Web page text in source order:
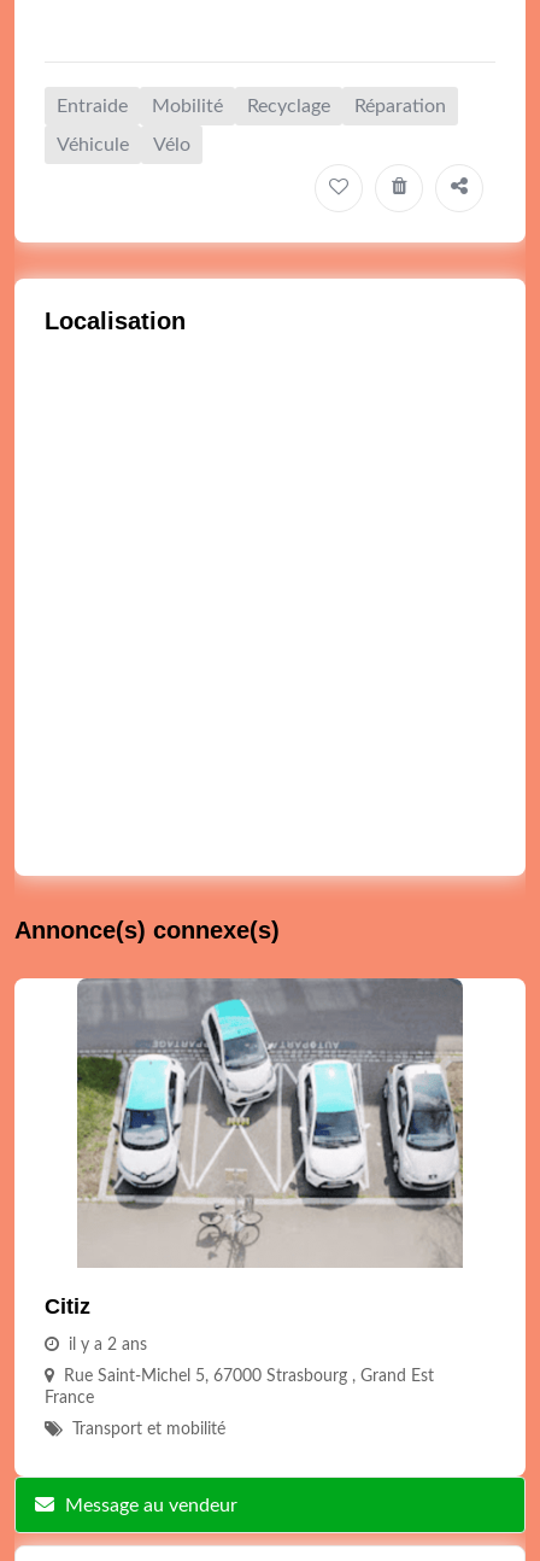
Entraide Mobilité Recyclage
Réparation
Véhicule
Vélo
Localisation
Annonce(s) connexe(s)
Citiz
il y a 2 ans
Rue Saint-Michel 5, 67000 Strasbourg , Grand Est
France
Transport et mobilité
Message au vendeur